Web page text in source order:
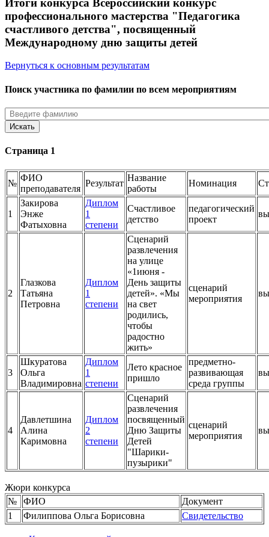
Итоги конкурса Всероссийский конкурс
профессионального мастерства "Педагогика
счастливого детства", посвященный
Международному дню защиты детей
Вернуться к основным результатам
Поиск участника по фамилии по всем мероприятиям
Страница 1
№
ФИО
преподавателя
Результат
Название
работы
Номинация
1
Закирова
Энже
Фатыховна
Диплом
1
степени
Счастливое
детство
педагогический
проект
2
Глазкова
Татьяна
Петровна
Диплом
1
степени
Сценарий
развлечения
на улице
«1июня -
День защиты
детей». «Мы
на свет
родились,
чтобы
радостно
жить»
сценарий
мероприятия
3
Шкуратова
Ольга
Владимировна
Диплом
1
степени
Лето красное
пришло
предметно-
развивающая
среда группы
4
Давлетшина
Алина
Каримовна
Диплом
2
степени
Сценарий
развлечения
посвященный
Дню Защиты
Детей
"Шарики-
пузырики"
сценарий
мероприятия
Жюри конкурса
№
ФИО
Документ
1
Филиппова Ольга Борисовна Свидетельство